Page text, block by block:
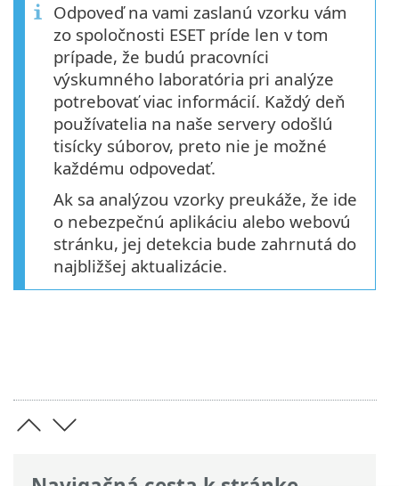
Odpoveď na vami zaslanú vzorku vám
zo spoločnosti ESET príde len v tom
prípade, že budú pracovníci
výskumného laboratória pri analýze
potrebovať viac informácií. Každý deň
používatelia na naše servery odošlú
tisícky súborov, preto nie je možné
každému odpovedať.
Ak sa analýzou vzorky preukáže, že ide
o nebezpečnú aplikáciu alebo webovú
stránku, jej detekcia bude zahrnutá do
najbližšej aktualizácie.